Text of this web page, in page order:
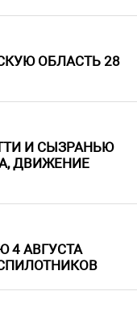
ОБЛАСТЬ 28
И СЫЗРАНЬЮ
ДВИЖЕНИЕ
4 АВГУСТА